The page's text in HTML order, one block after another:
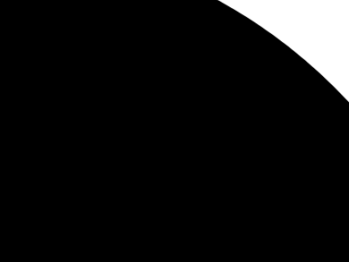
выбираю размер — всё интуитивно. Оформление